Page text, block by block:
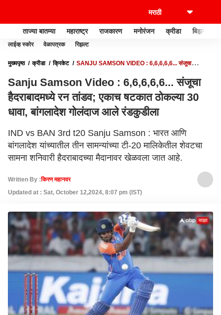
ताज्या बातम्या महाराष्ट्र राजकारण मनोरंजन क्रीडा बिझनेस
लाईव्ह स्कोर वेळापत्रक रिझल्ट
मुख्यपृष्ठ क्रीडा क्रिकेट
SANJU SAMSON VIDEO : 6,6,6,6,6... संजूचा
Sanju Samson Video : 6,6,6,6,6... संजूचा
हैदराबादमध्ये रन तांडव; एकाच षटकात ठोकल्या 30
धावा, बांगलादेश गोलंदाज आले रंडकुडीला
IND vs BAN 3rd t20 Sanju Samson : भारत आणि
बांगलादेश यांच्यातील तीन सामन्यांच्या टी-20 मालिकेतील शेवटचा
सामना शनिवारी हैदराबादच्या मैदानावर खेळवला जात आहे.
Written By :किरण महानवर
Updated at : Sat, October 12,2024, 8:07 pm (IST)